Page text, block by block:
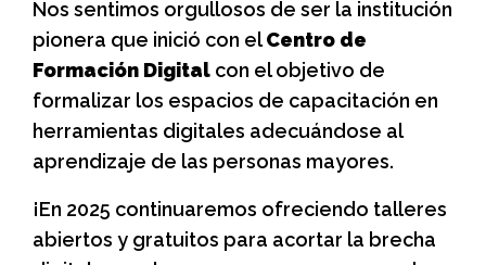
Nos sentimos orgullosos de ser la institución
pionera que inició con elCentro de
Formación Digital con el objetivo de
formalizar los espacios de capacitación en
herramientas digitales adecuándose al
aprendizaje de las personas mayores.
¡En 2025 continuaremos ofreciendo talleres
abiertos y gratuitos para acortar la brecha